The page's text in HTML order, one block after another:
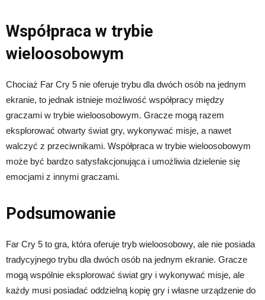
Współpraca w trybie
wieloosobowym
Chociaż Far Cry 5 nie oferuje trybu dla dwóch osób na jednym
ekranie, to jednak istnieje możliwość współpracy między
graczami w trybie wieloosobowym. Gracze mogą razem
eksplorować otwarty świat gry, wykonywać misje, a nawet
walczyć z przeciwnikami. Współpraca w trybie wieloosobowym
może być bardzo satysfakcjonująca i umożliwia dzielenie się
emocjami z innymi graczami.
Podsumowanie
Far Cry 5 to gra, która oferuje tryb wieloosobowy, ale nie posiada
tradycyjnego trybu dla dwóch osób na jednym ekranie. Gracze
mogą wspólnie eksplorować świat gry i wykonywać misje, ale
każdy musi posiadać oddzielną kopię gry i własne urządzenie do